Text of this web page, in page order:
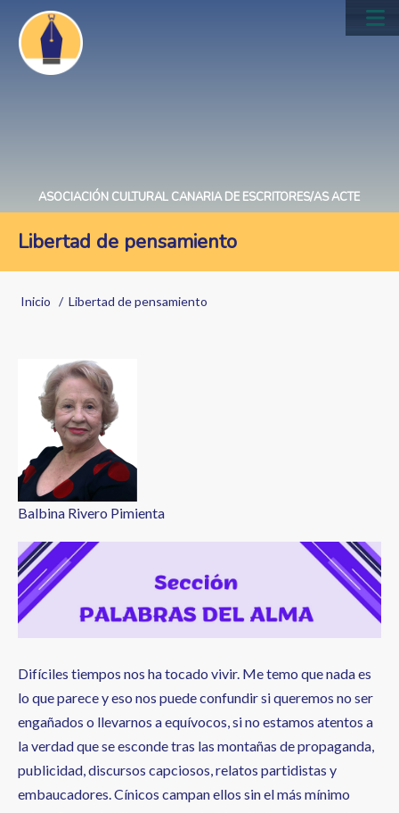
Pasar
contenido
principal
ASOCIACIÓN CULTURAL CANARIA DE ESCRITORES/AS ACTE
Libertad de pensamiento
Sobrescribir
ayuda
a
la
navegación
Inicio Libertad de pensamiento
Balbina Rivero Pimienta
Difíciles tiempos nos ha tocado vivir. Me temo que nada es
lo que parece y eso nos puede confundir si queremos no ser
engañados o llevarnos a equívocos, si no estamos atentos a
la verdad que se esconde tras las montañas de propaganda,
publicidad, discursos capciosos, relatos partidistas y
embaucadores. Cínicos campan ellos sin el más mínimo